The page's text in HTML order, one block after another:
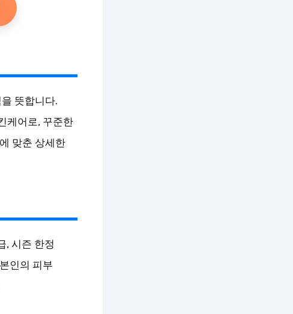
뜻합니다.
케어로, 꾸준한
맞춘 상세한
, 시즌 한정
인의 피부